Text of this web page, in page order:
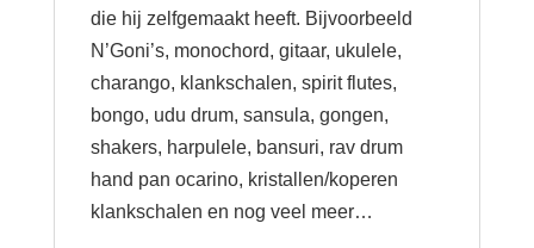
die hij zelfgemaakt heeft. Bijvoorbeeld
N’Goni’s, monochord, gitaar, ukulele,
charango, klankschalen, spirit flutes,
bongo, udu drum, sansula, gongen,
shakers, harpulele, bansuri, rav drum
hand pan ocarino, kristallen/koperen
klankschalen en nog veel meer…